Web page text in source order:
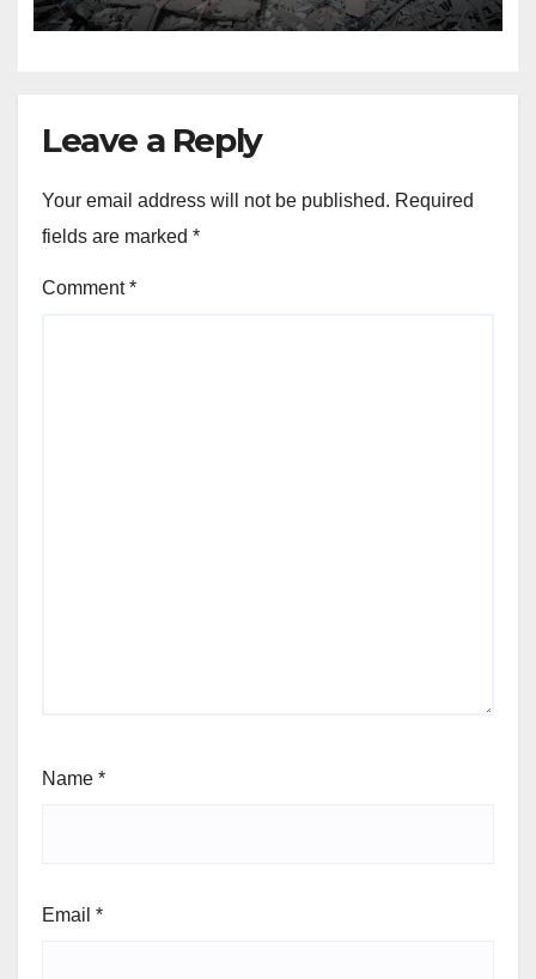
Leave a Reply
Your email address will not be published. Required
fields are marked *
Comment*
Name *
Email *